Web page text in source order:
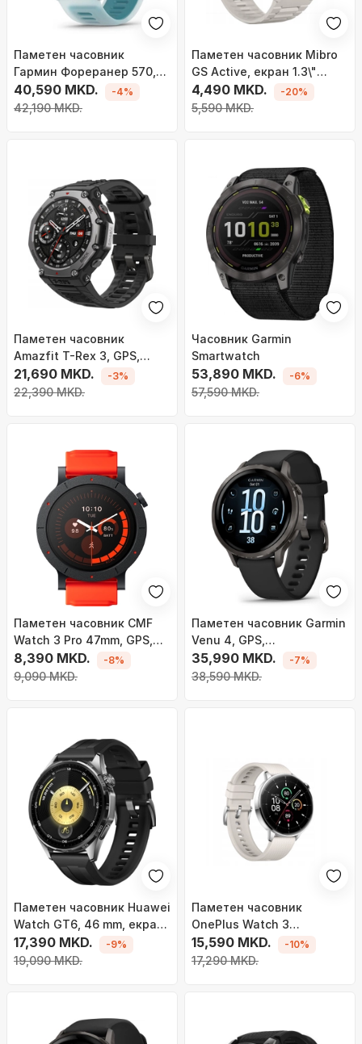
Паметен часовник
Гармин Фореранер 570,
ГПС, 47mm, виолетов
40,590 MKD.
42,190 MKD.
-4%
Паметен часовник Mibro
GS Active, екран 1.3\"
AMOLED, 5ATM, сребрен
4,490 MKD.
5,590 MKD.
-20%
Паметен часовник
Amazfit T-Rex 3, GPS,
отпорен на вода, црн
21,690 MKD.
22,390 MKD.
-3%
Часовник Garmin
Smartwatch
53,890 MKD.
57,590 MKD.
-6%
Паметен часовник CMF
Watch 3 Pro 47mm, GPS,
батерија до 13 дена,
портокалова и црна
8,390 MKD.
9,090 MKD.
-8%
Паметен часовник Garmin
Venu 4, GPS,
нерѓосувачки челик, црн
35,990 MKD.
38,590 MKD.
-7%
Паметен часовник Huawei
Watch GT6, 46 mm, екран
1.47\" AMOLED, GPS, црн
17,390 MKD.
19,090 MKD.
-9%
Паметен часовник
OnePlus Watch 3
OPWE242, 43mm, челик,
сребрена
15,590 MKD.
17,290 MKD.
-10%